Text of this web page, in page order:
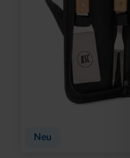
Neu